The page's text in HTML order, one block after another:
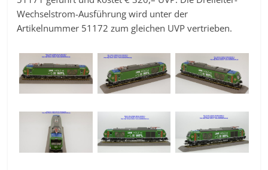
Wechselstrom-Ausführung wird unter der
Artikelnummer 51172 zum gleichen UVP vertrieben.